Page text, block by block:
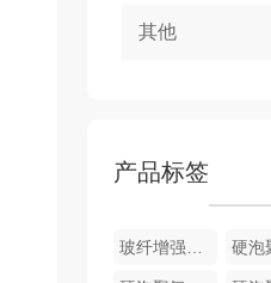
其他
产品标签
玻纤增强聚氨酯节能门窗